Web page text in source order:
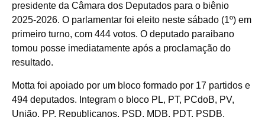
presidente da Câmara dos Deputados para o biênio
2025-2026. O parlamentar foi eleito neste sábado (1º) em
primeiro turno, com 444 votos. O deputado paraibano
tomou posse imediatamente após a proclamação do
resultado.
Motta foi apoiado por um bloco formado por 17 partidos e
494 deputados. Integram o bloco PL, PT, PCdoB, PV,
União, PP, Republicanos, PSD, MDB, PDT, PSDB,